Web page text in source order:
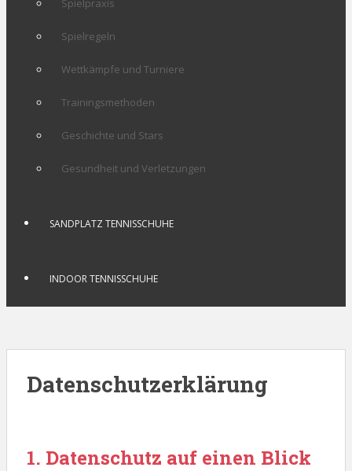
Spielpraxis
Spielregeln
Wettkämpfe und Turniere
Trainingsmethoden
Geschichte und Stars
Gesundheit und Verletzungen
SANDPLATZ TENNISSCHUHE
INDOOR TENNISSCHUHE
Datenschutzerklärung
1. Datenschutz auf einen Blick